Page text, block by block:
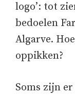
logo’: tot
bedoelen
Algarve.
oppikken?
Soms zijn